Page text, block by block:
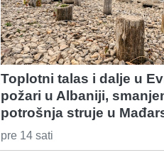
Toplotni talas i dalje u
požari u Albaniji,
potrošnja struje u
pre 14 sati